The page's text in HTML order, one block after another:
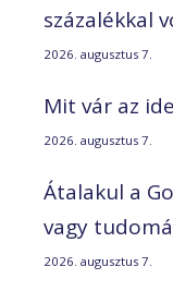
százalékkal
2026. augusztus 7.
Mit vár az
2026. augusztus 7.
Átalakul a
vagy
2026. augusztus 7.